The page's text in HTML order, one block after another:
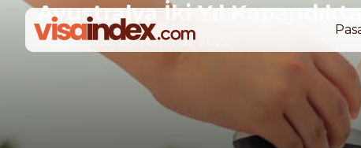
Avustralya İki Yıl
Last update: 28 Temmuz 2022